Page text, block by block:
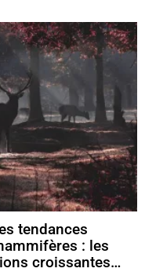
tendances
: les
croissantes…